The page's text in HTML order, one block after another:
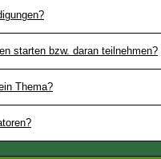
starten bzw. daran teilnehmen?
Thema?